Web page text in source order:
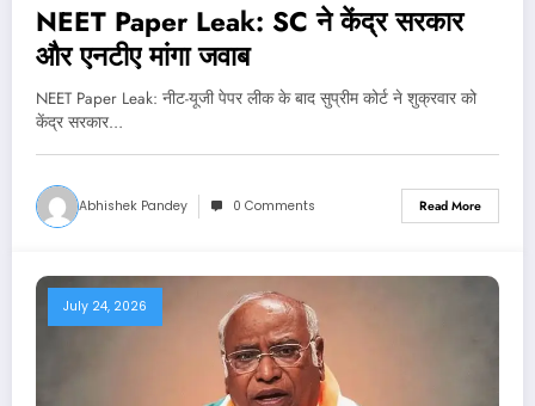
NEET Paper Leak: SC ने केंद्र सरकार
और एनटीए मांगा जवाब
NEET Paper Leak: नीट-यूजी पेपर लीक के बाद सुप्रीम कोर्ट ने शुक्रवार को
केंद्र सरकार…
Abhishek Pandey 0 Comments Read More
July 24, 2026